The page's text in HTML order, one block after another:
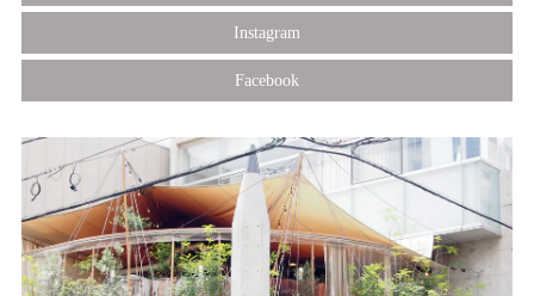
Instagram
Facebook